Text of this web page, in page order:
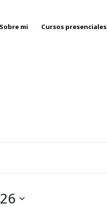
Sobre mi Cursos presenciales